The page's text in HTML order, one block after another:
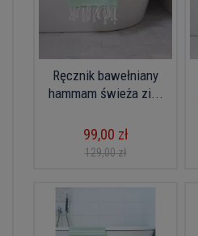
Ręcznik bawełniany
hammam świeża zi...
99,00 zł
129,00 zł